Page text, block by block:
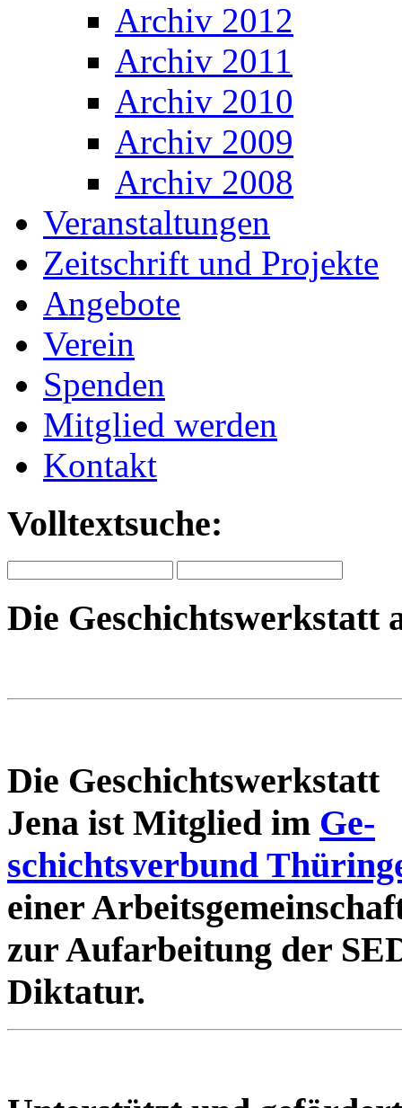
Archiv 2012
Archiv 2011
Archiv 2010
Archiv 2009
Archiv 2008
Veranstaltungen
Zeitschrift und Projekte
Angebote
Verein
Spenden
Mitglied werden
Kontakt
Volltextsuche:
Die Geschichtswerkstatt
Die Geschichtswerkstatt
Jena ist Mitglied im Ge-
schichtsverbund
einer
zur Aufarbeitung der
Diktatur.